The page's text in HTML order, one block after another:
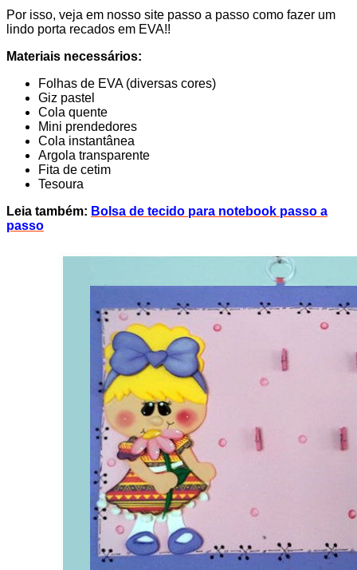
Por isso, veja em nosso site passo a passo como fazer um
lindo porta recados em EVA!!
Materiais necessários:
Folhas de EVA (diversas cores)
Giz pastel
Cola quente
Mini prendedores
Cola instantânea
Argola transparente
Fita de cetim
Tesoura
Leia também: Bolsa de tecido para notebook passo a
passo